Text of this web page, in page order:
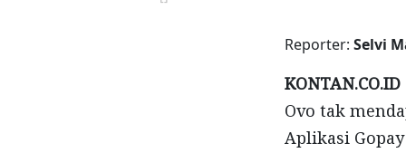
Reporter: Selvi
Ovo tak
Aplikasi